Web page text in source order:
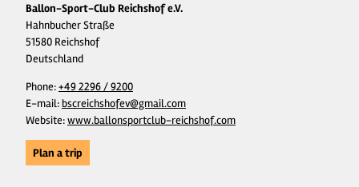
Ballon-Sport-Club Reichshof e.V.
Hahnbucher Straße
51580 Reichshof
Deutschland
Phone:+49 2296 / 9200
E-mail: bscreichshofev@gmail.com
Website:www.ballonsportclub-reichshof.com
Plan a trip